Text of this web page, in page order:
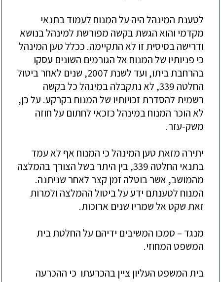
לטענת המינהל היה על המנוח לעמוד בתנאי
מקדמי והוא הגשת בקשה מפורשת למינהל בנושא
ודרישה בסיסית זו לא התקיימה. ככלל טען המינהל
כי פניותיו של המנוח אל הגורמים השונים עסקו
בהרחבת ביתו, ועד לשנת 2007, שנים לאחר ביטול
החלטה 339, לא נתקבלה במינהל כל בקשה
רשמית להסדרת זכויותיו של המנוח בקרקע. על כן,
לא הוכר המנוח במינהל כזכאי לחתום על חוזה
משק-עזר.
יתירה מזאת טען המינהל כי המנוח אף לא עמד
ב
תנאי החלטה 339, בין היתר בשל הצורך בהמלצה
מהמושב, אשר בוטלה זמן קצר לאחר שניתנה.
המנוח לטענתם ידע על ביטול ההמלצה ולמרות
זאת שקט אל שמריו שנים ארוכות.
מנגד – סמכו המשיבים ידיהם על החלטת בית
המשפט המחוזי.
בית המשפט העליון ציין בהכרעתו כי ההכרעה